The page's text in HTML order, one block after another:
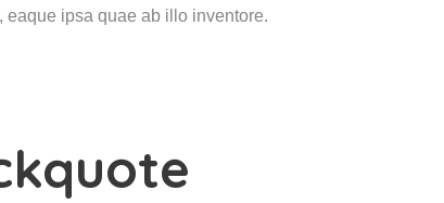
eaque ipsa quae ab illo inventore.